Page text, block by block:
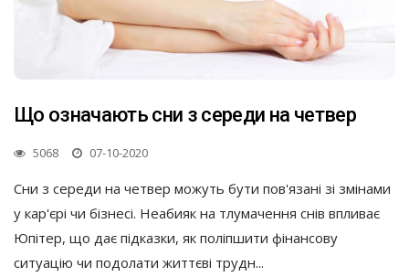
Що означають сни з середи на четвер
5068 07-10-2020
Сни з середи на четвер можуть бути пов'язані зі змінами
у кар'єрі чи бізнесі. Неабияк на тлумачення снів впливає
Юпітер, що дає підказки, як поліпшити фінансову
ситуацію чи подолати життєві трудн...